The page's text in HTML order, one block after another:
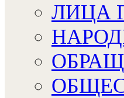
ЛИЦА